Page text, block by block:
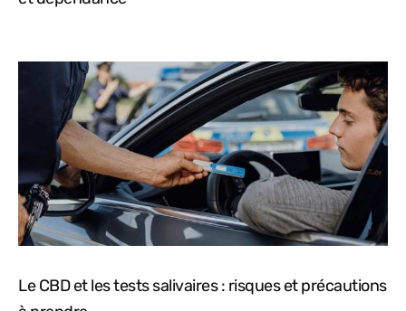
Le CBD et les tests salivaires : risques et précautions